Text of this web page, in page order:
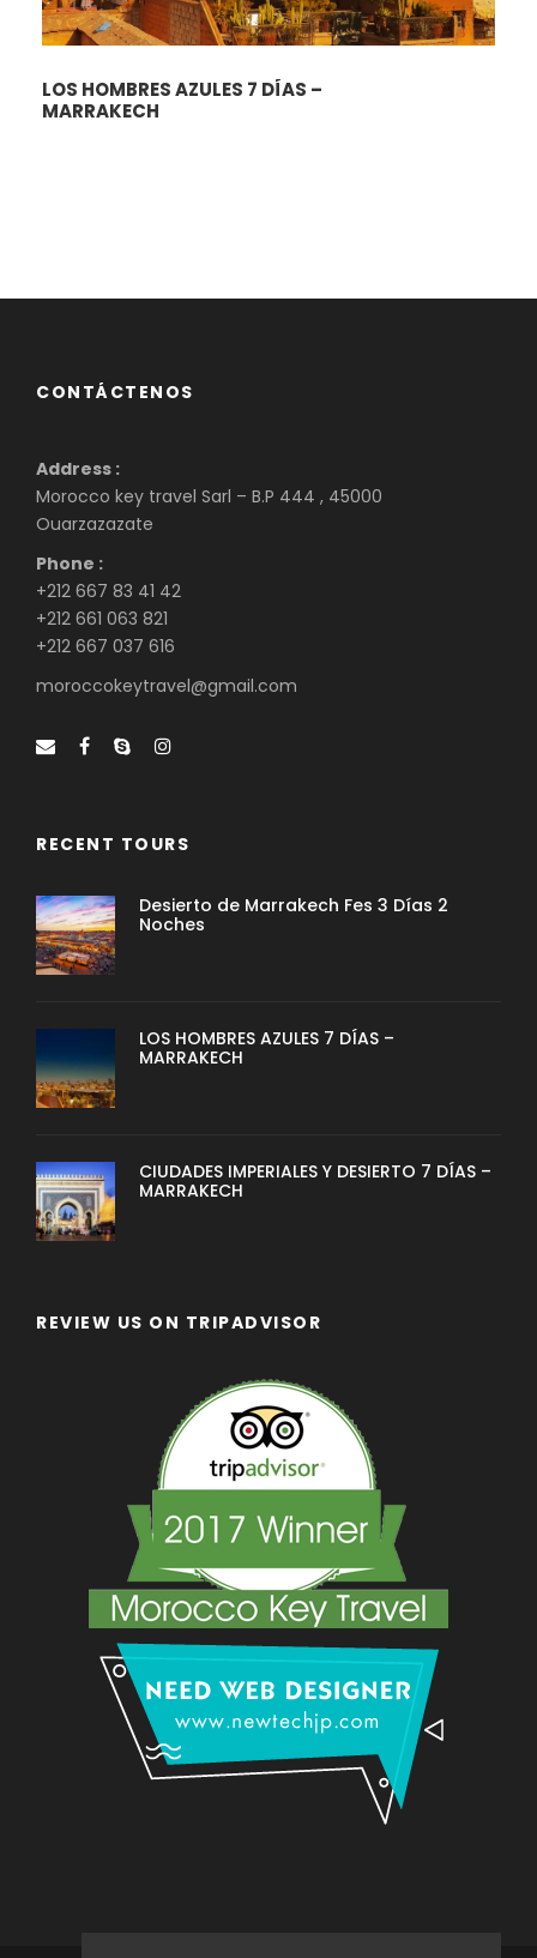
LOS HOMBRES AZULES 7 DÍAS –
MARRAKECH
CONTÁCTENOS
Address :
Morocco key travel Sarl – B.P 444 , 45000
Ouarzazazate
Phone :
+212 667 83 41 42
+212 661 063 821
+212 667 037 616
moroccokeytravel@gmail.com
RECENT TOURS
Desierto de Marrakech Fes 3 Días 2
Noches
LOS HOMBRES AZULES 7 DÍAS –
MARRAKECH
CIUDADES IMPERIALES Y DESIERTO 7 DÍAS –
MARRAKECH
REVIEW US ON TRIPADVISOR